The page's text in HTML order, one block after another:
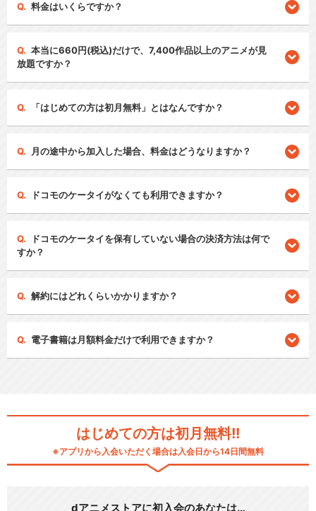
料金はいくらですか？
本当に660円(税込)だけで、7,400作品以上のアニメが見
放題ですか？
「はじめての方は初月無料」とはなんですか？
月の途中から加入した場合、料金はどうなりますか？
ドコモのケータイがなくても利用できますか？
ドコモのケータイを保有していない場合の決済方法は何で
すか？
解約にはどれくらいかかりますか？
電子書籍は月額料金だけで利用できますか？
はじめての方は初月無料!!
※アプリから入会いただく場合は入会日から14日間無料
dアニメストアに初入会のあなたは…